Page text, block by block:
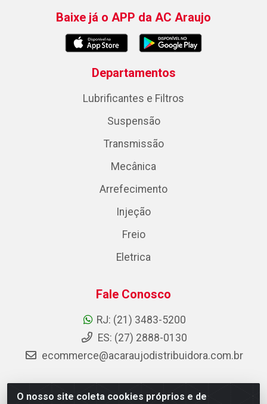
O nosso site coleta cookies próprios e de
Baixe já o APP da AC Araujo
Departamentos
Lubrificantes e Filtros
Suspensão
Transmissão
Mecânica
Arrefecimento
Injeção
Freio
Eletrica
Fale Conosco
RJ: (21) 3483-5200
ES: (27) 2888-0130
ecommerce@acaraujodistribuidora.com.br